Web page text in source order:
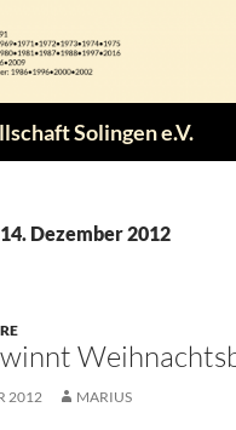
Solingen e.V.
Dezember 2012
2012 MARIUS